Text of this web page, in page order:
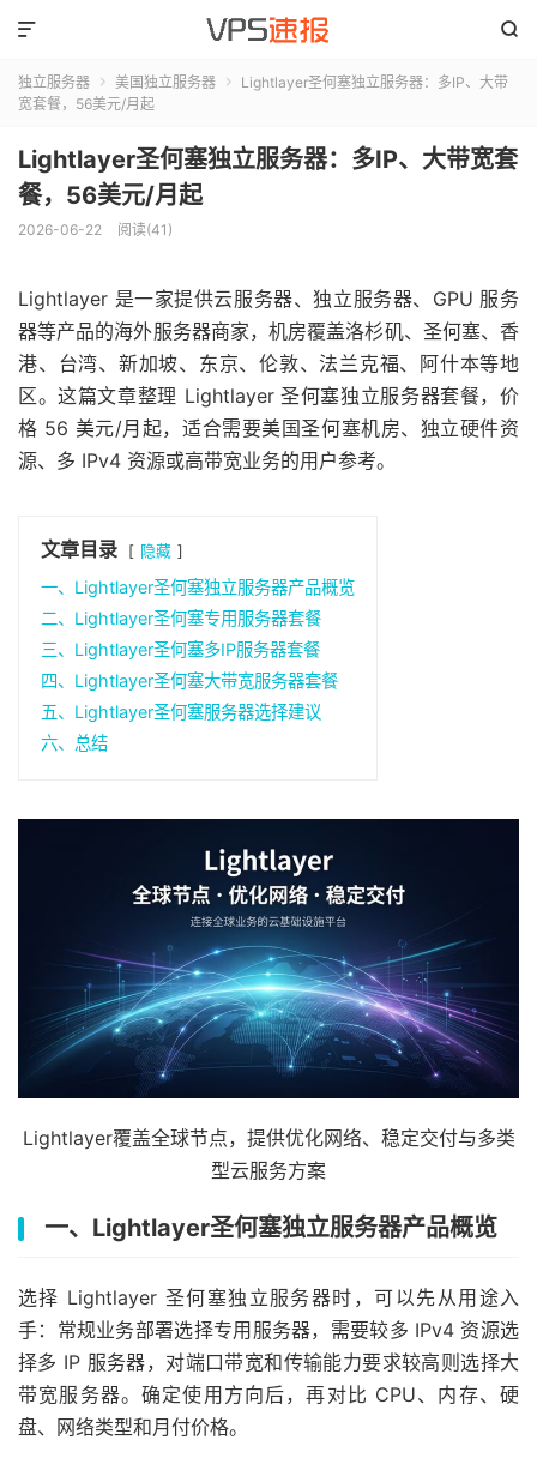


独立服务器  美国独立服务器 
Lightlayer圣何塞独立服务器：多IP、大带
宽套餐，56美元/月起
Lightlayer圣何塞独立服务器：多IP、大带宽套
餐，56美元/月起
2026-06-22 阅读(41)
Lightlayer 是一家提供云服务器、独立服务器、GPU 服务
器等产品的海外服务器商家，机房覆盖洛杉矶、圣何塞、香
港、台湾、新加坡、东京、伦敦、法兰克福、阿什本等地
区。这篇文章整理 Lightlayer 圣何塞独立服务器套餐，价
格 56 美元/月起，适合需要美国圣何塞机房、独立硬件资
源、多 IPv4 资源或高带宽业务的用户参考。
文章目录 隐藏
一、Lightlayer圣何塞独立服务器产品概览
二、Lightlayer圣何塞专用服务器套餐
三、Lightlayer圣何塞多IP服务器套餐
四、Lightlayer圣何塞大带宽服务器套餐
五、Lightlayer圣何塞服务器选择建议
六、总结
Lightlayer覆盖全球节点，提供优化网络、稳定交付与多类
型云服务方案
一、Lightlayer圣何塞独立服务器产品概览
选择 Lightlayer 圣何塞独立服务器时，可以先从用途入
手：常规业务部署选择专用服务器，需要较多 IPv4 资源选
择多 IP 服务器，对端口带宽和传输能力要求较高则选择大
带宽服务器。确定使用方向后，再对比 CPU、内存、硬
盘、网络类型和月付价格。